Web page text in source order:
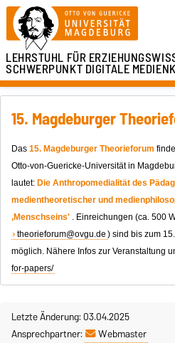
LEHRSTUHL FÜR
SCHWERPUNKT DIGITALE
15. Magdeburger
Das 15. Magdeburger Theorieforum
Otto-von-Guericke-Universität in
lautet:Die Anthropomedialität des
medientheoretischer und
‚Menschseins' . Einreichungen (ca. 500
theorieforum@ovgu.de ) sind bis zum
möglich. Nähere Infos zur Veranstaltung
for-papers/
Letzte Änderung: 03.04.2025
Ansprechpartner:
Webmaster